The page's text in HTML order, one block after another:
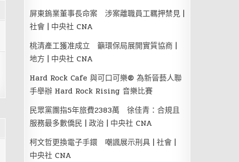
屏東鎢業董事長命案 涉案離職員工羈押禁見 |
社會 | 中央社 CNA
桃清產工獲准成立 籲環保局展開實質協商 |
地方 | 中央社 CNA
Hard Rock Cafe 與可口可樂® 為新晉藝人聯
手舉辦 Hard Rock Rising 音樂比賽
民眾黨團指5年旅費2383萬 徐佳青：合規且
服務最多數僑民 | 政治 | 中央社 CNA
柯文哲更換電子手鐶 嘲諷展示刑具 | 社會 |
中央社 CNA